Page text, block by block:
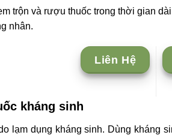
trộn và rượu thuốc trong thời gian
nhân.
Liên Hệ
kháng sinh
lạm dụng kháng sinh. Dùng kháng